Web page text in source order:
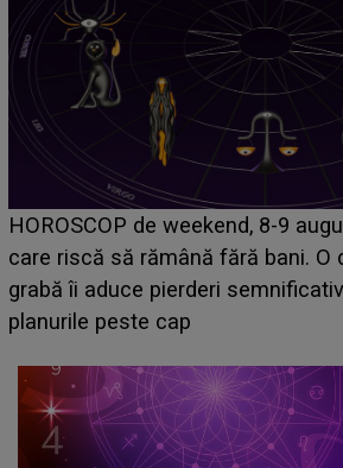
Emanuel a ținut ACEST DETALIU
acum! În fața Alexandrei,
face o MĂRTURISIRE
sa: "I-am spus și ei în față, eu nu